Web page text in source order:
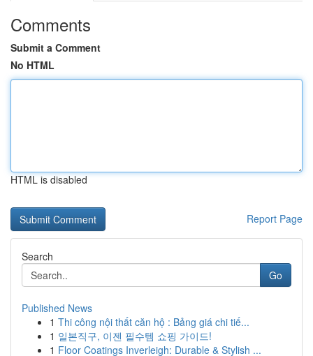
Comments
Submit a Comment
No HTML
HTML is disabled
Report Page
Search
Go
Published News
1 Thi công nội thất căn hộ : Bảng giá chi tiế...
1 일본직구, 이젠 필수템 쇼핑 가이드!
1 Floor Coatings Inverleigh: Durable & Stylish ...